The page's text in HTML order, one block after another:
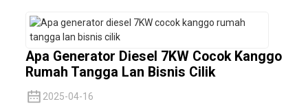
Apa Generator Diesel 7KW Cocok Kanggo
Rumah Tangga Lan Bisnis Cilik
2025-04-16